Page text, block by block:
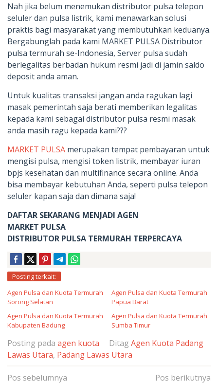
Nah jika belum menemukan distributor pulsa telepon
seluler dan pulsa listrik, kami menawarkan solusi
praktis bagi masyarakat yang membutuhkan keduanya.
Bergabunglah pada kami MARKET PULSA Distributor
pulsa termurah se-Indonesia, Server pulsa sudah
berlegalitas berbadan hukum resmi jadi di jamin saldo
deposit anda aman.
Untuk kualitas transaksi jangan anda ragukan lagi
masak pemerintah saja berati memberikan legalitas
kepada kami sebagai distributor pulsa resmi masak
anda masih ragu kepada kami???
MARKET PULSA merupakan tempat pembayaran untuk
mengisi pulsa, mengisi token listrik, membayar iuran
bpjs kesehatan dan multifinance secara online. Anda
bisa membayar kebutuhan Anda, seperti pulsa telepon
seluler kapan saja dan dimana saja!
DAFTAR SEKARANG MENJADI AGEN
MARKET PULSA
DISTRIBUTOR PULSA TERMURAH TERPERCAYA
Posting terkait:
Agen Pulsa dan Kuota Termurah
Sorong Selatan
Agen Pulsa dan Kuota Termurah
Papua Barat
Agen Pulsa dan Kuota Termurah
Kabupaten Badung
Agen Pulsa dan Kuota Termurah
Sumba Timur
Posting pada agen kuota Ditag Agen Kuota Padang
Lawas Utara, Padang Lawas Utara
Navigasi
Pos sebelumnya Pos berikutnya